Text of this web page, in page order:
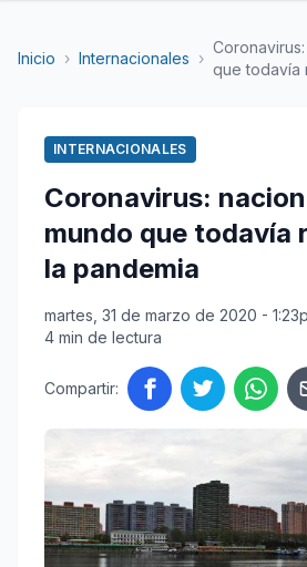
Inicio › Internacionales ›
que todavía
INTERNACIONALES
Coronavirus:
mundo que todavía
la pandemia
martes, 31 de marzo de 2020 -
4 min de lectura
Compartir: